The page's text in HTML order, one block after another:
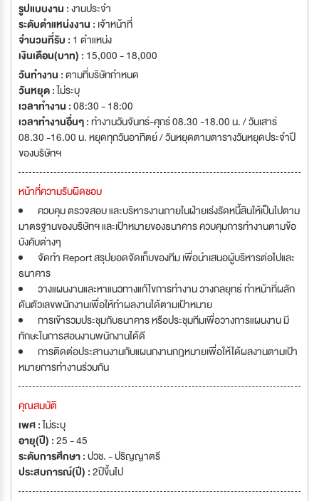
รูปแบบงาน :งานประจำ
ระดับตำแหน่งงาน : เจ้าหน้าที่
จำนวนที่รับ : 1 ตำแหน่ง
เงินเดือน(บาท) : 15,000 - 18,000
วันทำงาน :ตามที่บริษัทกำหนด
วันหยุด :ไม่ระบุ
เวลาทำงาน :08:30 - 18:00
เวลาทำงานอื่นๆ :ทำงานวันจันทร์-ศุกร์ 08.30 -18.00 น. / วันเสาร์
08.30 -16.00 น. หยุดทุกวันอาทิตย์ / วันหยุดตามตารางวันหยุดประจำปี
ของบริษัทฯ
หน้าที่ความรับผิดชอบ
ควบคุม ตรวจสอบ และบริหารงานภายในฝ่ายเร่งรัดหนี้สินให้เป็นไปตาม
มาตรฐานของบริษัทฯ และเป้าหมายของธนาคาร ควบคุมการทำงานตามข้อ
บังคับต่างๆ
จัดทำ Report สรุปยอดจัดเก็บของทีม เพื่อนำเสนอผู้บริหารต่อไปและ
ธนาคาร
วางแผนงานและหาแนวทางแก้ไขการทำงาน วางกลยุทธ์ ทำหน้าที่ผลัก
ดันตัวเลขพนักงานเพื่อให้ทำผลงานได้ตามเป้าหมาย
การเข้ารวมประชุมกับธนาคาร หรือประชุมทีมเพื่อวางการแผนงาน มี
ทักษะในการสอนงานพนักงานได้ดี
การติดต่อประสานงานกับแผนกงานกฎหมายเพื่อให้ได้ผลงานตามเป้า
หมายการทำงานร่วมกัน
คุณสมบัติ
เพศ :ไม่ระบุ
อายุ(ปี) :25 - 45
ระดับการศึกษา :ปวช. - ปริญญาตรี
ประสบการณ์(ปี) :2ปีขึ้นไป